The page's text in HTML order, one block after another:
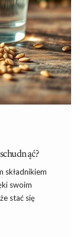
składnikiem
swoim
stać się
zapewnia